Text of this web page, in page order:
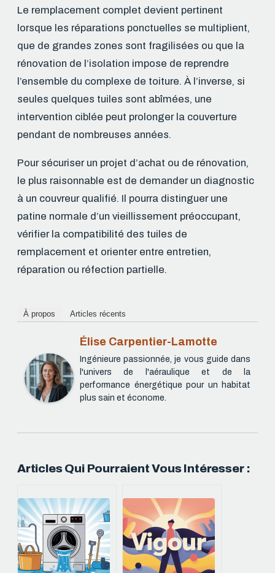
Le remplacement complet devient pertinent
lorsque les réparations ponctuelles se multiplient,
que de grandes zones sont fragilisées ou que la
rénovation de l’isolation impose de reprendre
l’ensemble du complexe de toiture. À l’inverse, si
seules quelques tuiles sont abîmées, une
intervention ciblée peut prolonger la couverture
pendant de nombreuses années.
Pour sécuriser un projet d’achat ou de rénovation,
le plus raisonnable est de demander un diagnostic
à un couvreur qualifié. Il pourra distinguer une
patine normale d’un vieillissement préoccupant,
vérifier la compatibilité des tuiles de
remplacement et orienter entre entretien,
réparation ou réfection partielle.
À propos Articles récents
Élise Carpentier-Lamotte
Ingénieure passionnée, je vous guide dans
l'univers de l'aéraulique et de la
performance énergétique pour un habitat
plus sain et économe.
Articles Qui Pourraient Vous Intéresser :